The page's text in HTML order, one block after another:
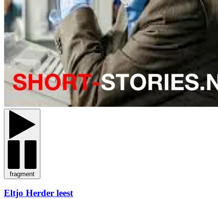
fragment
Eltjo Herder leest